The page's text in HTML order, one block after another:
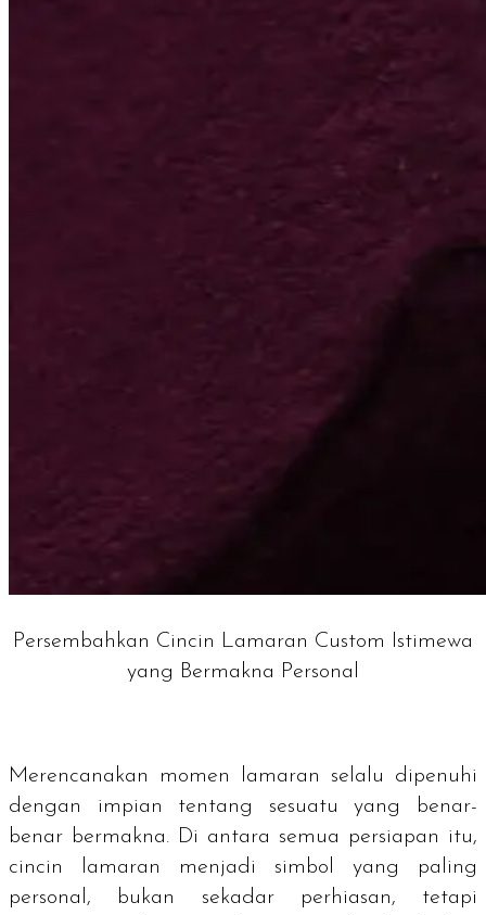
Persembahkan Cincin Lamaran Custom Istimewa
yang Bermakna Personal
Merencanakan momen lamaran selalu dipenuhi
dengan impian tentang sesuatu yang benar-
benar bermakna. Di antara semua persiapan itu,
cincin lamaran menjadi simbol yang paling
personal, bukan sekadar perhiasan, tetapi